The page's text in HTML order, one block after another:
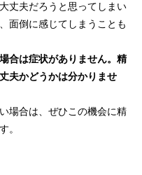
はこちら
丈夫だろうと思ってしまい
面倒に感じてしまうことも
合は症状がありません。精
夫かどうかは分かりませ
場合は、ぜひこの機会に精
。